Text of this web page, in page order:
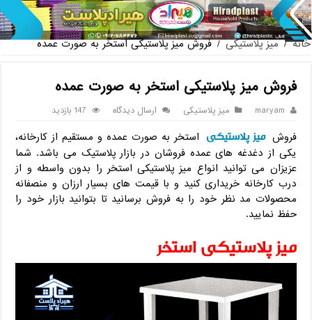
پخش عمده صندلی پلاستیکی دسته دار 889 نا
خانه / میز پلاستیکی / فروش میز پلاستیکی استخر به صورت عمده
فروش میز پلاستیکی استخر به صورت عمده
maryam میز پلاستیکی ارسال دیدگاه 147 بازدید
فروش میز پلاستیکی استخر به صورت عمده و مستقیم از کارخانه،
یکی از دغدغه های عمده فروشان در بازار پلاستیک می باشد. شما
عزیزان می توانید انواع میز پلاستیکی استخر را بدون واسطه و از
درب کارخانه خریداری کنید و با قیمت های بسیار ارزان و منصفانه
محصولات مد نظر خود را به فروش برسانید تا بتوانید بازار خود را
حفظ نمایید.
میز پلاستیکی استخر